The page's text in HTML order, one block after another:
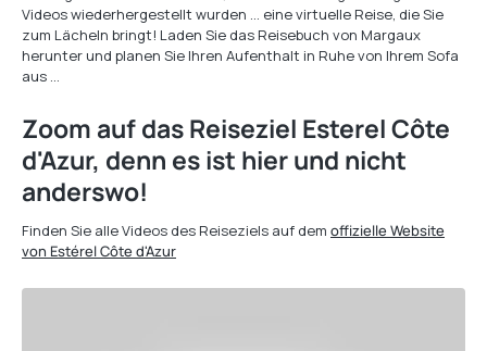
Videos wiederhergestellt wurden … eine virtuelle Reise, die Sie
zum Lächeln bringt! Laden Sie das Reisebuch von Margaux
herunter und planen Sie Ihren Aufenthalt in Ruhe von Ihrem Sofa
aus …
Zoom auf das Reiseziel Esterel Côte
d'Azur, denn es ist hier und nicht
anderswo!
Finden Sie alle Videos des Reiseziels auf dem offizielle Website
von Estérel Côte d'Azur